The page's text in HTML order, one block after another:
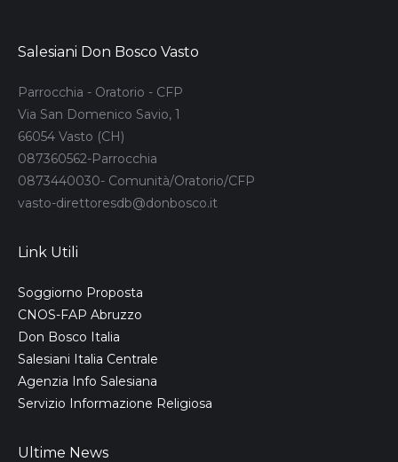
Salesiani Don Bosco Vasto
Parrocchia - Oratorio - CFP
Via San Domenico Savio, 1
66054 Vasto (CH)
087360562-Parrocchia
0873440030- Comunità/Oratorio/CFP
vasto-direttoresdb@donbosco.it
Link Utili
Soggiorno Proposta
CNOS-FAP Abruzzo
Don Bosco Italia
Salesiani Italia Centrale
Agenzia Info Salesiana
Servizio Informazione Religiosa
Ultime News